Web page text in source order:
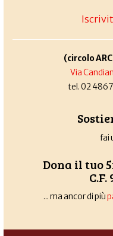
(circolo
Via
tel. 02
fai
Dona il tuo
C.F.
... ma ancor di più